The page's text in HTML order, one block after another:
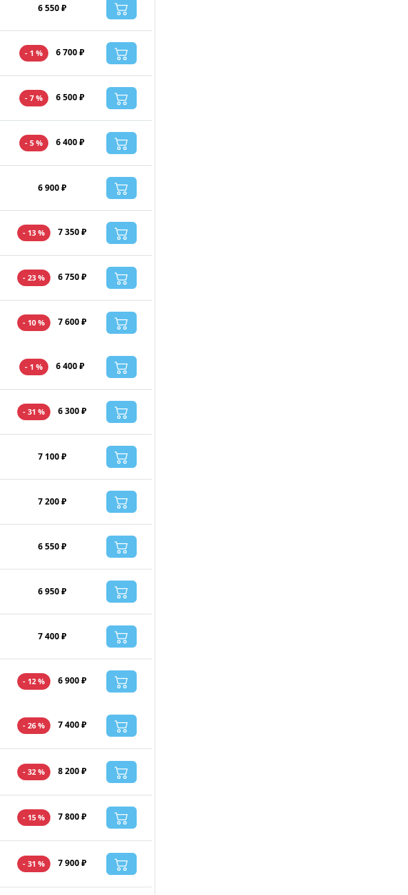
6 550 ₽
- 1 % 6 700 ₽
- 7 % 6 500 ₽
- 5 % 6 400 ₽
6 900 ₽
- 13 % 7 350 ₽
- 23 % 6 750 ₽
- 10 % 7 600 ₽
- 1 % 6 400 ₽
- 31 % 6 300 ₽
7 100 ₽
7 200 ₽
6 550 ₽
6 950 ₽
7 400 ₽
- 12 % 6 900 ₽
- 26 % 7 400 ₽
- 32 % 8 200 ₽
- 15 % 7 800 ₽
- 31 % 7 900 ₽